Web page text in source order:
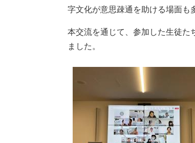
字文化が意思疎通を助ける場面も
本交流を通じて、参加した生徒た
ました。